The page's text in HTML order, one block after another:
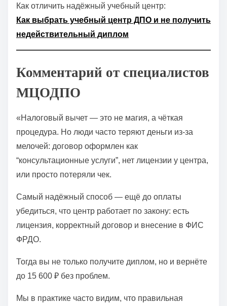
Как отличить надёжный учебный центр:
Как выбрать учебный центр ДПО и не получить
недействительный диплом
Комментарий от специалистов
МЦОДПО
«Налоговый вычет — это не магия, а чёткая
процедура. Но люди часто теряют деньги из-за
мелочей: договор оформлен как
“консультационные услуги”, нет лицензии у центра,
или просто потеряли чек.
Самый надёжный способ — ещё до оплаты
убедиться, что центр работает по закону: есть
лицензия, корректный договор и внесение в ФИС
ФРДО.
Тогда вы не только получите диплом, но и вернёте
до 15 600 ₽ без проблем.
Мы в практике часто видим, что правильная